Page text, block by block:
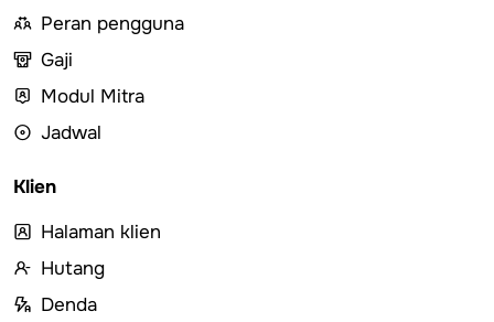
Peran pengguna
Gaji
Modul Mitra
Jadwal
Klien
Halaman klien
Hutang
Denda